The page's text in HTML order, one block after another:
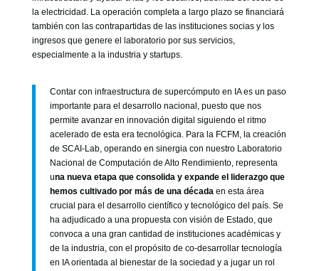
la electricidad. La operación completa a largo plazo se financiará
también con las contrapartidas de las instituciones socias y los
ingresos que genere el laboratorio por sus servicios,
especialmente a la industria y startups.
Contar con infraestructura de supercómputo en IA es un paso
importante para el desarrollo nacional, puesto que nos
permite avanzar en innovación digital siguiendo el ritmo
acelerado de esta era tecnológica. Para la FCFM, la creación
de SCAI-Lab, operando en sinergia con nuestro Laboratorio
Nacional de Computación de Alto Rendimiento, representa
una nueva etapa que consolida y expande el liderazgo que
hemos cultivado por más de una décadaen esta área
crucial para el desarrollo científico y tecnológico del país. Se
ha adjudicado a una propuesta con visión de Estado, que
convoca a una gran cantidad de instituciones académicas y
de la industria, con el propósito de co-desarrollar tecnología
en IA orientada al bienestar de la sociedad y a jugar un rol